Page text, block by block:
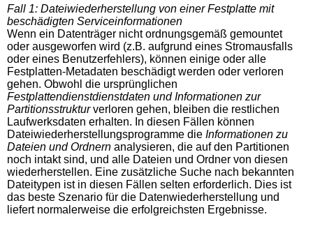
Fall 1: Dateiwiederherstellung von einer Festplatte mit
beschädigten Serviceinformationen
Wenn ein Datenträger nicht ordnungsgemäß gemountet
oder ausgeworfen wird (z.B. aufgrund eines Stromausfalls
oder eines Benutzerfehlers), können einige oder alle
Festplatten-Metadaten beschädigt werden oder verloren
gehen. Obwohl die ursprünglichen
Festplattendienstdienstdaten und Informationen zur
Partitionsstrukturverloren gehen, bleiben die restlichen
Laufwerksdaten erhalten. In diesen Fällen können
Dateiwiederherstellungsprogramme die Informationen zu
Dateien und Ordnern analysieren, die auf den Partitionen
noch intakt sind, und alle Dateien und Ordner von diesen
wiederherstellen. Eine zusätzliche Suche nach bekannten
Dateitypen ist in diesen Fällen selten erforderlich. Dies ist
das beste Szenario für die Datenwiederherstellung und
liefert normalerweise die erfolgreichsten Ergebnisse.